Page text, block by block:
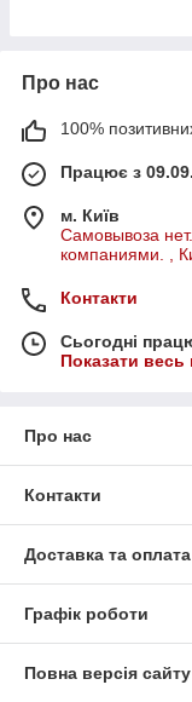
Про нас
100%
Працює з
м. Київ
Самовывоза
компаниями. ,
Контакти
Сьогодні
Показати весь
Про нас
Контакти
Доставка та оплата
Графік роботи
Повна версія сайту